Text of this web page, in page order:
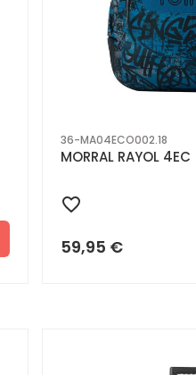
36-MA04ECO002.18
MORRAL RAYOL 4EC
59,95 €